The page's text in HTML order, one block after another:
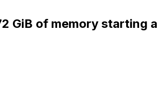
GiB of memory starting